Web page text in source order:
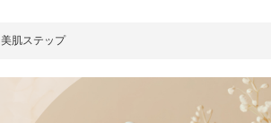
美肌ステップ